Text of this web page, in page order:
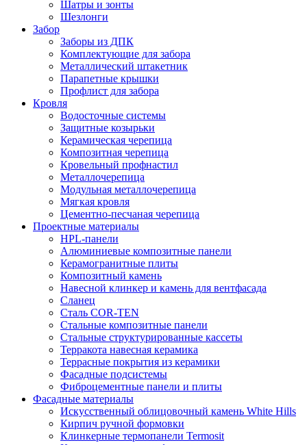
Шатры и зонты
Шезлонги
Забор
Заборы из ДПК
Комплектующие для забора
Металлический штакетник
Парапетные крышки
Профлист для забора
Кровля
Водосточные системы
Защитные козырьки
Керамическая черепица
Композитная черепица
Кровельный профнастил
Металлочерепица
Модульная металлочерепица
Мягкая кровля
Цементно-песчаная черепица
Проектные материалы
HPL-панели
Алюминиевые композитные панели
Керамогранитные плиты
Композитный камень
Навесной клинкер и камень для вентфасада
Сланец
Сталь COR-TEN
Стальные композитные панели
Стальные структурированные кассеты
Терракота навесная керамика
Террасные покрытия из керамики
Фасадные подсистемы
Фиброцементные панели и плиты
Фасадные материалы
Искусственный облицовочный камень White Hills
Кирпич ручной формовки
Клинкерные термопанели Termosit